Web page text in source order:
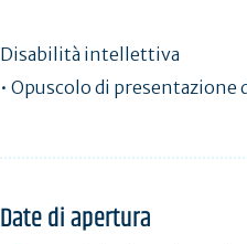
Disabilità intellettiva
• Opuscolo di
Date di apertura